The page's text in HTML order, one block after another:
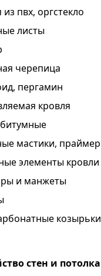
пвх, оргстекло
листы
черепица
пергамин
кровля
мастики, праймер
элементы кровли
и манжеты
козырьки
стен и потолка